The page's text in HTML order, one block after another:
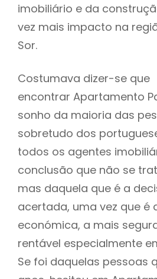
imobiliário e da
vez mais impacto na
Sor.
Costumava dizer-se que
encontrar Apartamento
sonho da maioria das
sobretudo dos
todos os agentes
conclusão que não se
mas daquela que é a
acertada, uma vez que é
económica, a mais
rentável especialmente
Se foi daquelas pessoas